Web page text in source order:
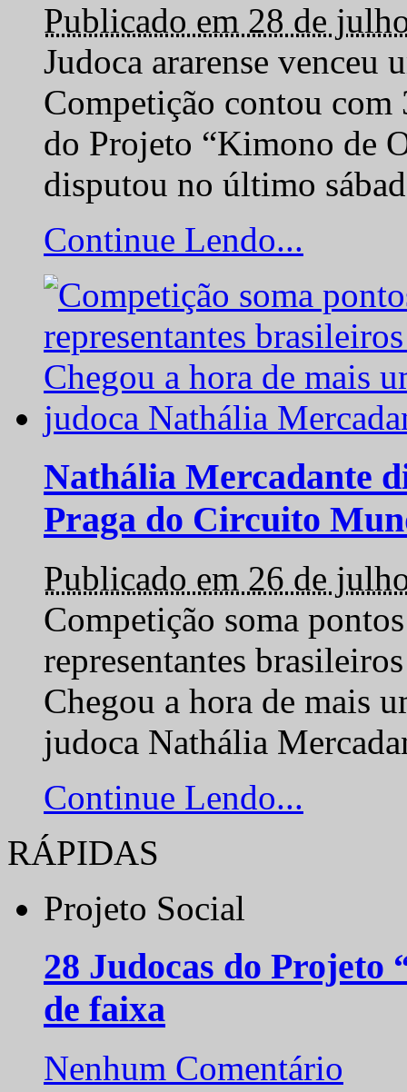
Publicado em 28 de
Judoca ararense venceu
Competição contou com
do Projeto “Kimono de
disputou no último
Continue Lendo...
Nathália Mercadante
Praga do Circuito
Publicado em 26 de
Competição soma
representantes
Chegou a hora de mais
judoca Nathália
Continue Lendo...
RÁPIDAS
Projeto Social
28 Judocas do
de faixa
Nenhum Comentário